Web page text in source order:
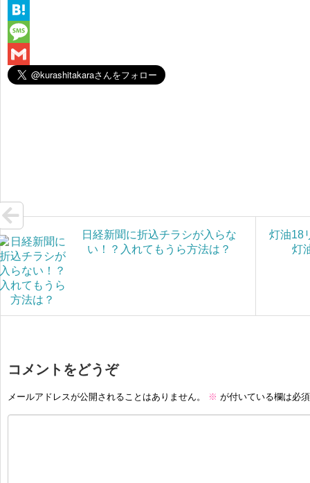
e
b
o
w
i
t
i
n
e
H
a
t
M
eG
日経新聞に折込チラシが入らな
い！？入れてもうら方法は？
灯油18
灯
コメントをどうぞ
メールアドレスが公開されることはありません。 ※ が付いている欄は必